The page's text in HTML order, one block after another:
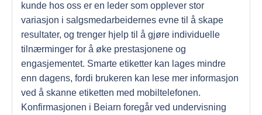
kunde hos oss er en leder som opplever stor
variasjon i salgsmedarbeidernes evne til å skape
resultater, og trenger hjelp til å gjøre individuelle
tilnærminger for å øke prestasjonene og
engasjementet. Smarte etiketter kan lages mindre
enn dagens, fordi brukeren kan lese mer informasjon
ved å skanne etiketten med mobiltelefonen.
Konfirmasjonen i Beiarn foregår ved undervisning